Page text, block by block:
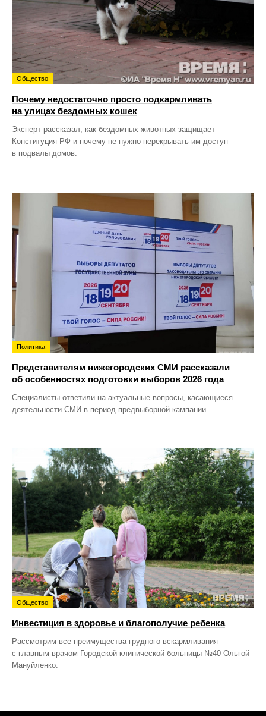
Общество
Почему недостаточно просто подкармливать
на улицах бездомных кошек
Эксперт рассказал, как бездомных животных защищает
Конституция РФ и почему не нужно перекрывать им доступ
в подвалы домов.
Политика
Представителям нижегородских СМИ рассказали
об особенностях подготовки выборов 2026 года
Специалисты ответили на актуальные вопросы, касающиеся
деятельности СМИ в период предвыборной кампании.
Общество
Инвестиция в здоровье и благополучие ребенка
Рассмотрим все преимущества грудного вскармливания
с главным врачом Городской клинической больницы №40 Ольгой
Мануйленко.